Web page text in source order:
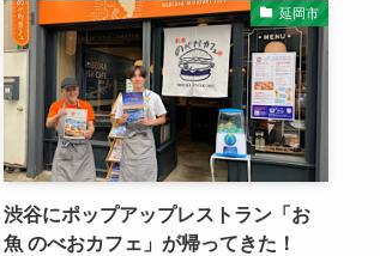
延岡市
渋谷にポップアップレストラン「お
魚 のべおカフェ」が帰ってきた！